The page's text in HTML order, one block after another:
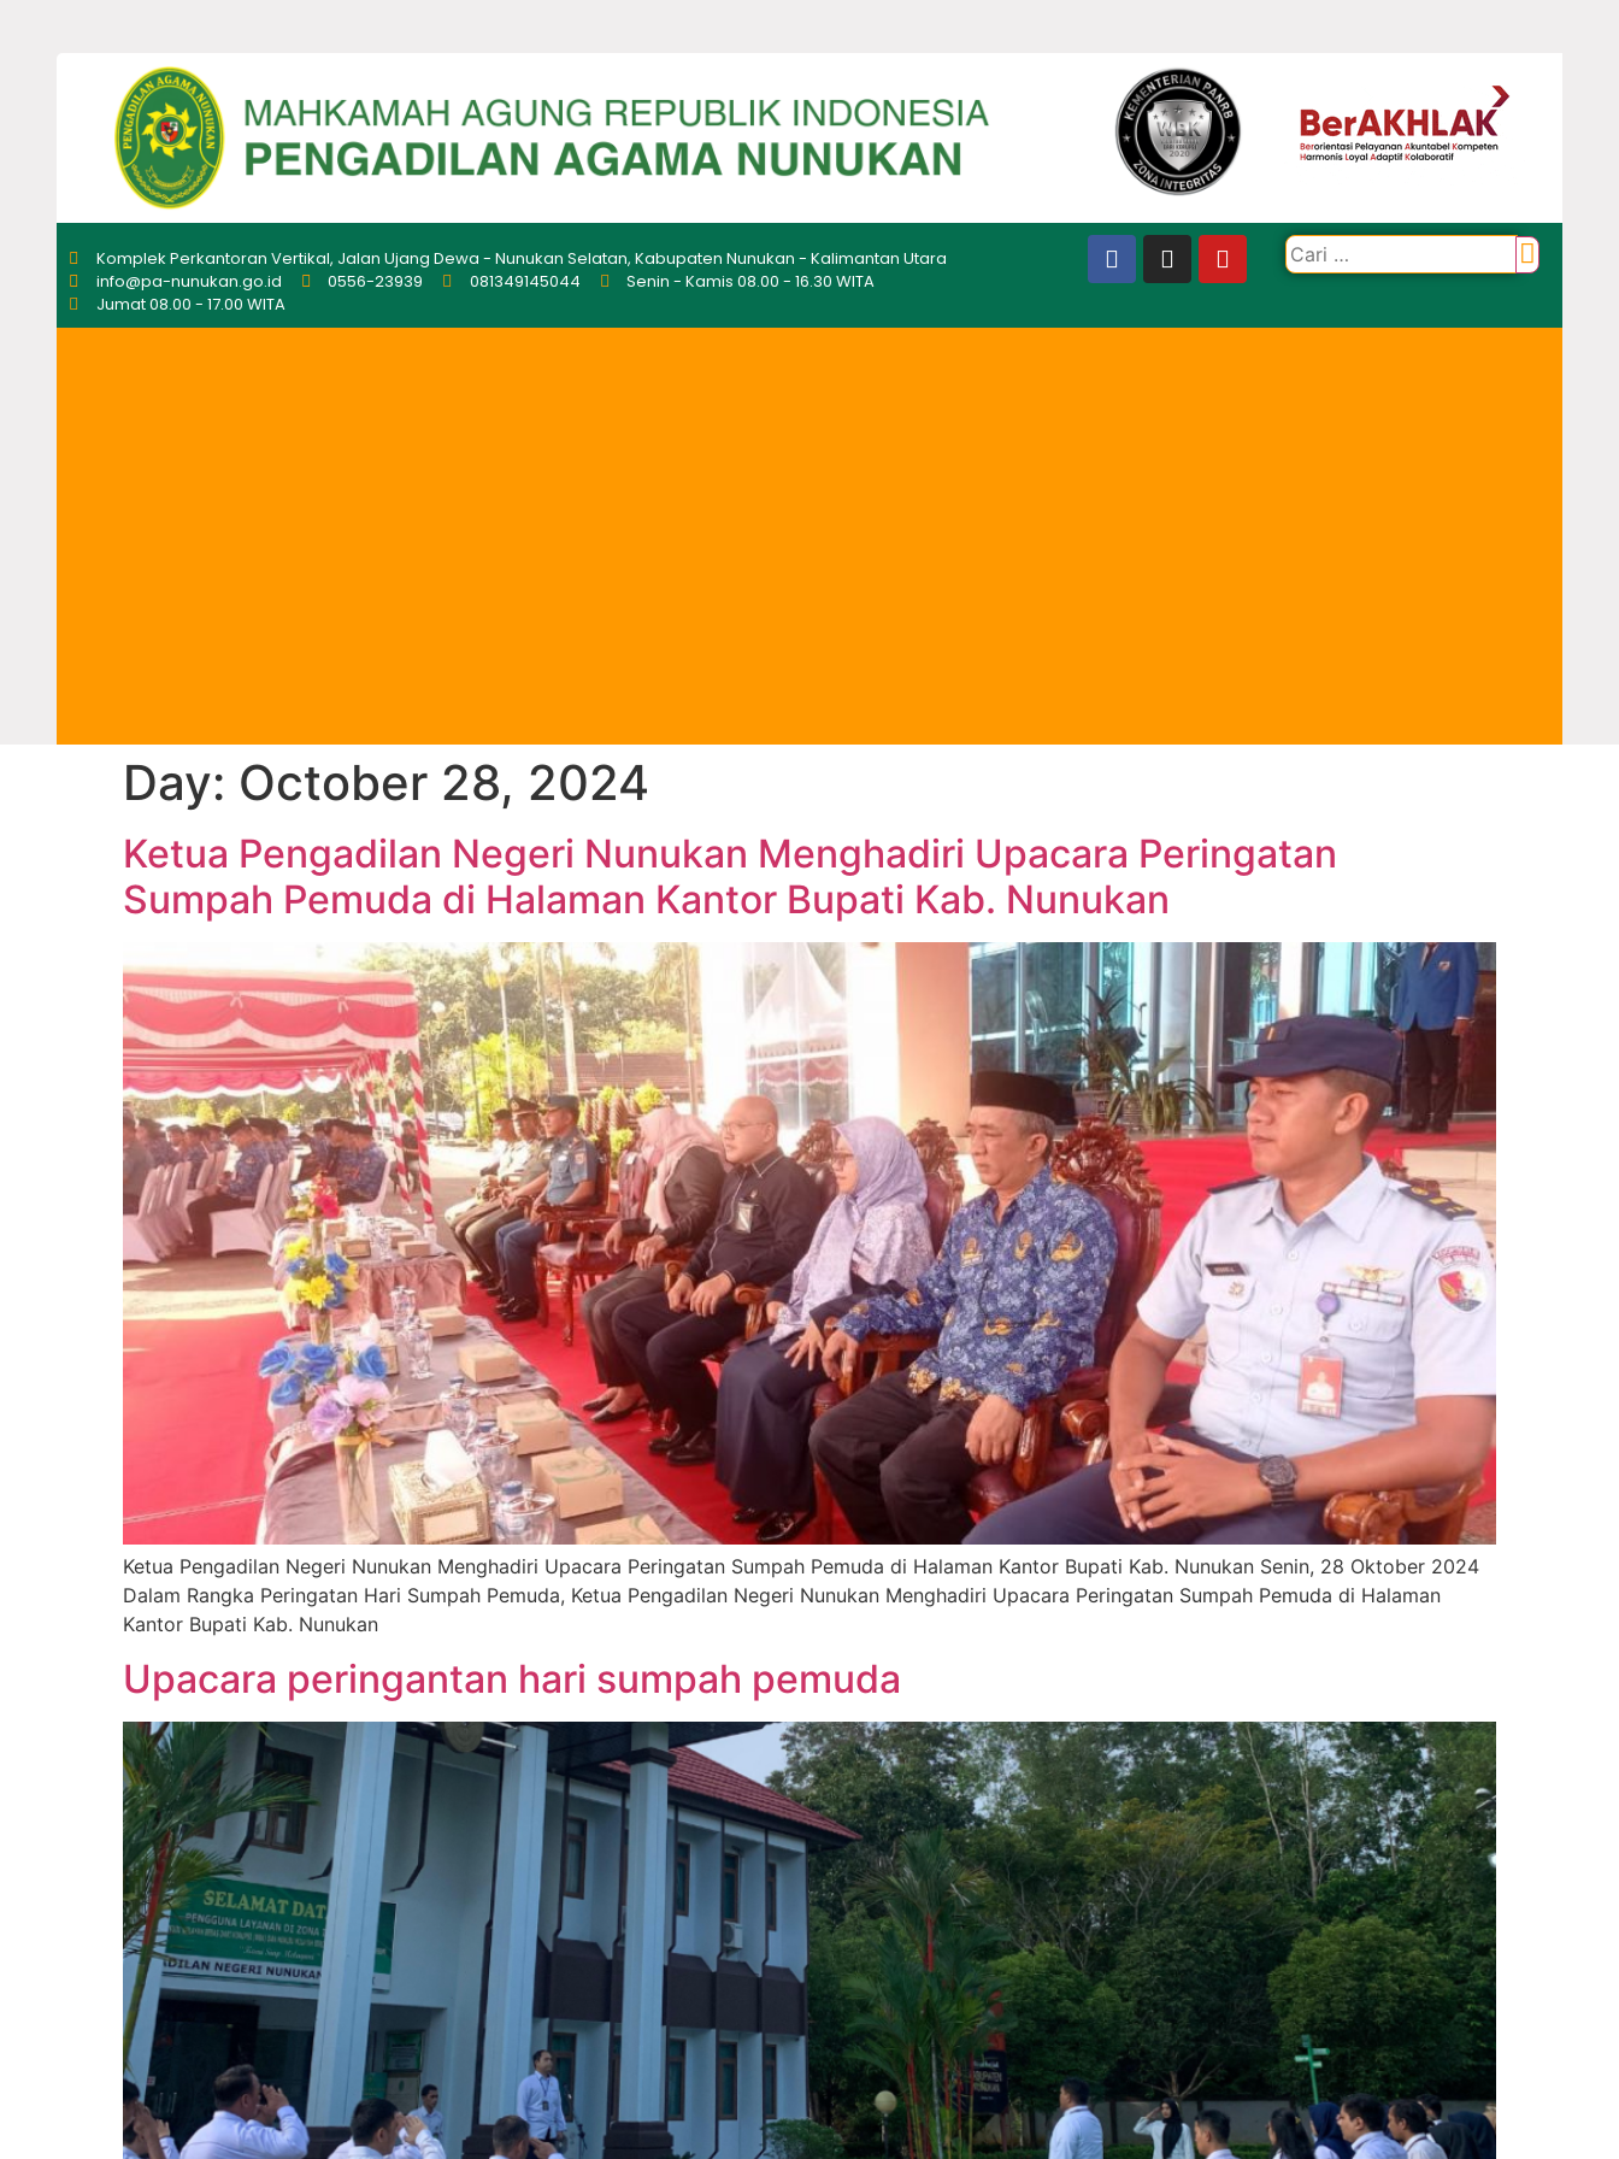
Komplek Perkantoran Vertikal, Jalan Ujang Dewa - Nunukan Selatan, Kabupaten Nunukan - Kalimantan Utara
info@pa-nunukan.go.id
0556-23939 081349145044
Senin - Kamis 08.00 - 16.30 WITA
Jumat 08.00 - 17.00 WITA
Day: October 28, 2024
Ketua Pengadilan Negeri Nunukan Menghadiri Upacara Peringatan
Sumpah Pemuda di Halaman Kantor Bupati Kab. Nunukan
Ketua Pengadilan Negeri Nunukan Menghadiri Upacara Peringatan Sumpah Pemuda di Halaman Kantor Bupati Kab. Nunukan Senin, 28 Oktober 2024
Dalam Rangka Peringatan Hari Sumpah Pemuda, Ketua Pengadilan Negeri Nunukan Menghadiri Upacara Peringatan Sumpah Pemuda di Halaman
Kantor Bupati Kab. Nunukan
Upacara peringantan hari sumpah pemuda